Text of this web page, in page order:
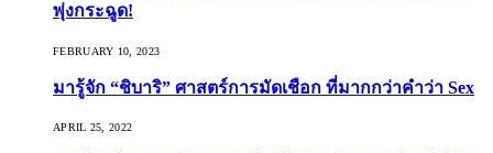
พุ่งกระฉูด!
FEBRUARY 10, 2023
มารู้จัก “ชิบาริ” ศาสตร์การมัดเชือก ที่มากกว่าคำว่า Sex
APRIL 25, 2022